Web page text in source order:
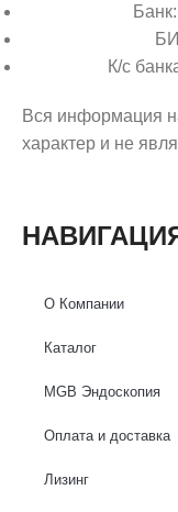
К/с
Вся информация
характер и не
О Компании
Каталог
MGB Эндоскопия
Оплата и доставка
Лизинг